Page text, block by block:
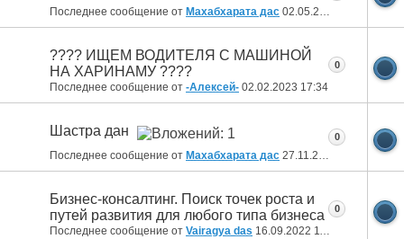
Последнее сообщение от Махабхарата дас 02.05.2023
???? ИЩЕМ ВОДИТЕЛЯ С МАШИНОЙ
НА ХАРИНАМУ ????
Последнее сообщение от -Алексей- 02.02.2023 17:34
0
Шастра дан
Последнее сообщение от Махабхарата дас 27.11.2022
0
Бизнес-консалтинг. Поиск точек роста и
путей развития для любого типа бизнеса
Последнее сообщение от Vairagya das 16.09.2022 11:51
0